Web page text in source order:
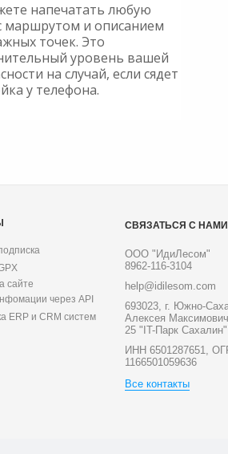
напечатать любую
маршрутом и описанием
точек. Это
уровень вашей
на случай, если сядет
у телефона.
сайте
через API
ERP и CRM систем
СВЯЗАТЬСЯ С НАМИ
ООО "ИдиЛесом"
8962-116-3104
help@idilesom.com
693023, г. Южно-
Алексея
25 "IT-Парк Сахалин"
ИНН 6501287651,
1166501059636
Все контакты